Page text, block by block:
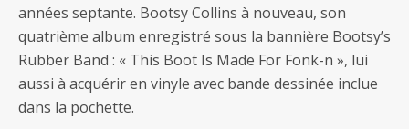
années septante. Bootsy Collins à nouveau, son
quatrième album enregistré sous la bannière Bootsy’s
Rubber Band : « This Boot Is Made For Fonk-n », lui
aussi à acquérir en vinyle avec bande dessinée inclue
dans la pochette.